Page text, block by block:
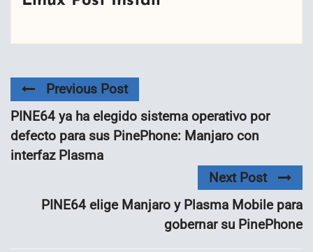
Previous Post
PINE64 ya ha elegido sistema operativo por
defecto para sus PinePhone: Manjaro con
interfaz Plasma
Next Post
PINE64 elige Manjaro y Plasma Mobile para
gobernar su PinePhone